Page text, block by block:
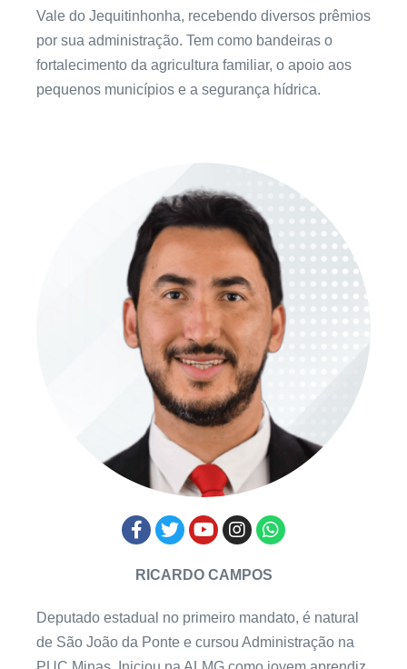
Vale do Jequitinhonha, recebendo diversos prêmios
por sua administração. Tem como bandeiras o
fortalecimento da agricultura familiar, o apoio aos
pequenos municípios e a segurança hídrica.
RICARDO CAMPOS
Deputado estadual no primeiro mandato, é natural
de São João da Ponte e cursou Administração na